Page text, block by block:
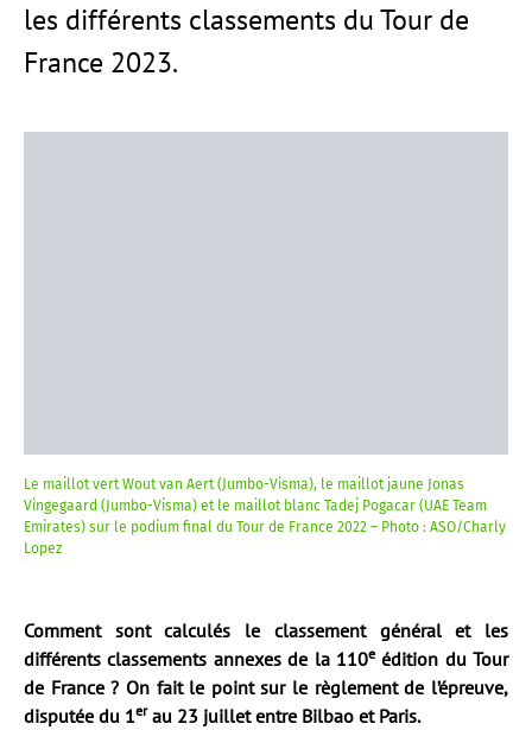
les différents classements du Tour de
France 2023.
Le maillot vert Wout van Aert (Jumbo-Visma), le maillot jaune Jonas
Vingegaard (Jumbo-Visma) et le maillot blanc Tadej Pogacar (UAE Team
Emirates) sur le podium final du Tour de France 2022 – Photo : ASO/Charly
Lopez
Comment sont calculés le classement général et les
différents classements annexes de la 110eédition du Tour
de France ? On fait le point sur le règlement de l’épreuve,
disputée du 1erau 23 juillet entre Bilbao et Paris.